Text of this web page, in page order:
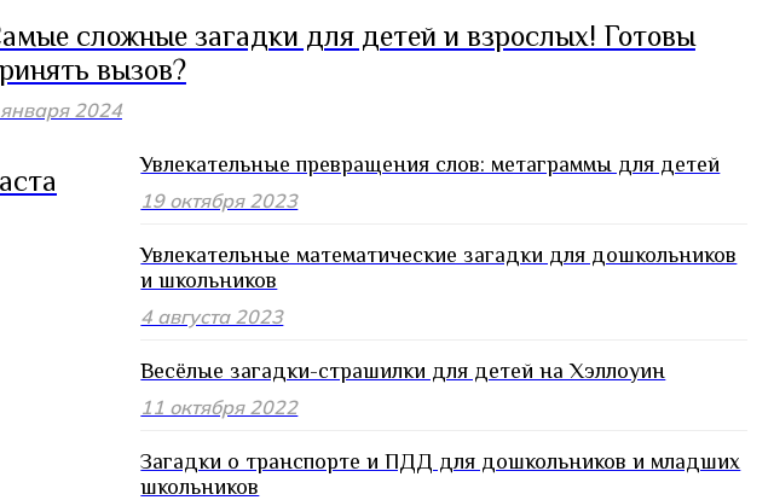
сложные загадки для детей и взрослых! Готовы
вызов?
2024
Увлекательные превращения слов: метаграммы для детей
19 октября 2023
Увлекательные математические загадки для дошкольников
и школьников
4 августа 2023
Весёлые загадки-страшилки для детей на Хэллоуин
11 октября 2022
Загадки о транспорте и ПДД для дошкольников и младших
школьников